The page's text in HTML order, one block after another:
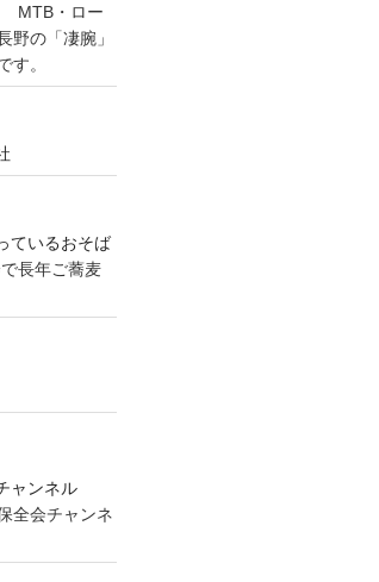
MTB・ロー
の「凄腕」
す。
ているおそば
長年ご蕎麦
ャンネル
全会チャンネ